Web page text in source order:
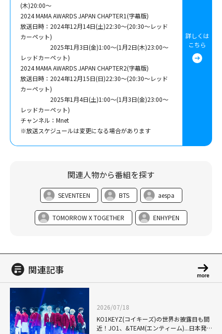
(木)20:00～
2024 MAMA AWARDS JAPAN CHAPTER1(字幕版)
放送日時：2024年12月14日(土)22:30～(20:30～レッド
カーペット)
2025年1月3日(金)1:00～(1月2日(木)23:00～
レッドカーペット)
2024 MAMA AWARDS JAPAN CHAPTER2(字幕版)
放送日時：2024年12月15日(日)22:30～(20:30～レッド
カーペット)
2025年1月4日(土)1:00～(1月3日(金)23:00～
レッドカーペット)
チャンネル：Mnet
※放送スケジュールは変更になる場合があります
詳しくは
こちら
関連人物から番組を探す
SEVENTEEN BTS aespa
TOMORROW X TOGETHER ENHYPEN
関連記事
2026/07/18
KO1KEYZ(コイキーズ)の世界お披露目も間
近！JO1、&TEAM(エンティーム)...日本発